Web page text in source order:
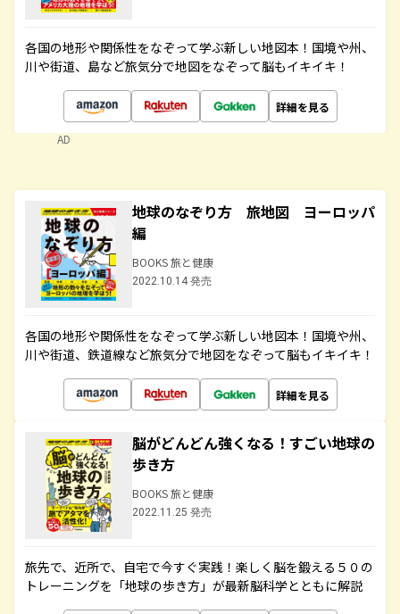
各国の地形や関係性をなぞって学ぶ新しい地図本！国境や州、
川や街道、島など旅気分で地図をなぞって脳もイキイキ！
詳細を見る
AD
地球のなぞり方 旅地図 ヨーロッパ
編
BOOKS 旅と健康
2022.10.14 発売
各国の地形や関係性をなぞって学ぶ新しい地図本！国境や州、
川や街道、鉄道線など旅気分で地図をなぞって脳もイキイキ！
詳細を見る
脳がどんどん強くなる！すごい地球の
歩き方
BOOKS 旅と健康
2022.11.25 発売
旅先で、近所で、自宅で今すぐ実践！楽しく脳を鍛える５０の
トレーニングを「地球の歩き方」が最新脳科学とともに解説